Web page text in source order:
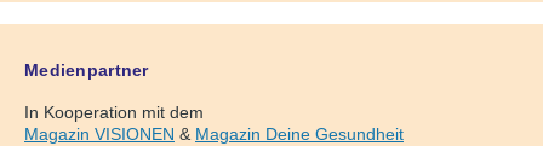
Medienpartner
In Kooperation mit dem
Magazin VISIONEN & Magazin Deine Gesundheit